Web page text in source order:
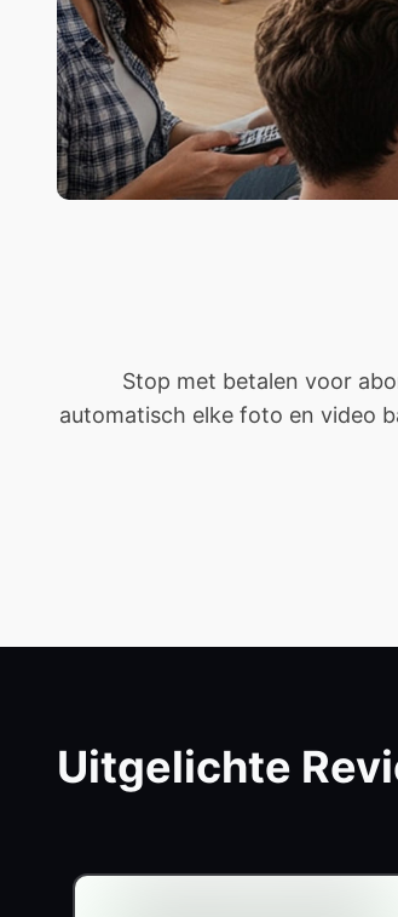
Stop met betalen voor
automatisch elke foto en video
Uitgelichte